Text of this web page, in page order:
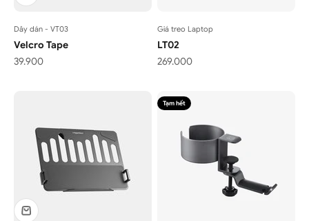
Dây dán - VT03
Velcro Tape
Giá bán
39.900
Giá treo Laptop
LT02
Giá bán
269.000
Tạm hết